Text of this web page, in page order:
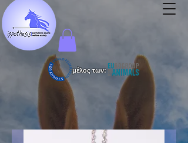
μέλος των: